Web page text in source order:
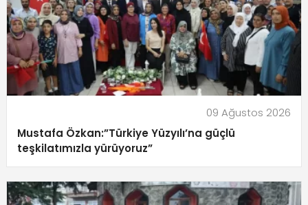
09 Ağustos 2026
Mustafa Özkan:”Türkiye Yüzyılı’na güçlü
teşkilatımızla yürüyoruz”